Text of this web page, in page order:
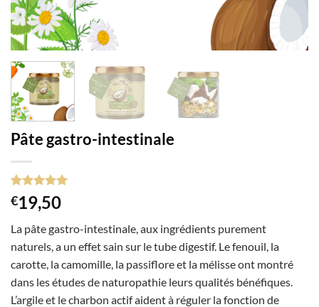
Pâte gastro-intestinale
Noté 5sur
5 basé sur
1
client
€19,50
La pâte gastro-intestinale, aux ingrédients purement
naturels, a un effet sain sur le tube digestif. Le fenouil, la
carotte, la camomille, la passiflore et la mélisse ont montré
dans les études de naturopathie leurs qualités bénéfiques.
L’argile et le charbon actif aident à réguler la fonction de